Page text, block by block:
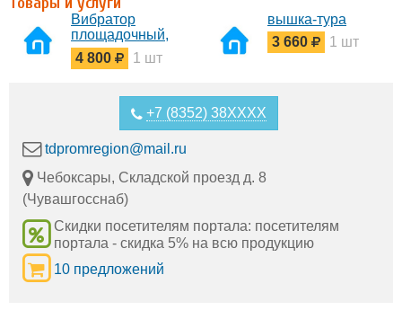
Вибратор
площадочный,
вибратор
глубинный,
вибраторы
назначения
4 800 1 шт
вышка-тура
3 660
1 шт
+7 (8352) 38XXXX
tdpromregion@mail.ru
Чебоксары, Складской проезд д. 8
(Чувашгосснаб)
Скидки посетителям портала: посетителям
портала - скидка 5% на всю продукцию
10 предложений